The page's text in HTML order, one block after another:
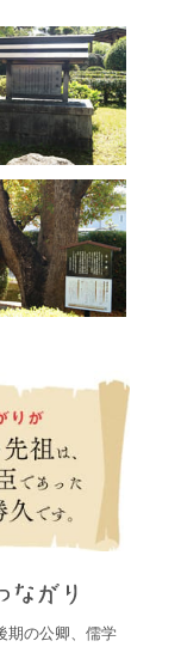
期の公卿、儒学